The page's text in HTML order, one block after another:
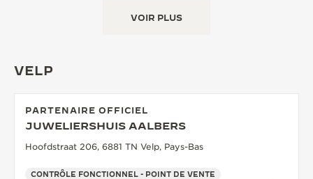
VOIR PLUS
VELP
PARTENAIRE OFFICIEL
JUWELIERSHUIS AALBERS
Hoofdstraat 206, 6881 TN Velp, Pays-Bas
CONTRÔLE FONCTIONNEL - POINT DE VENTE